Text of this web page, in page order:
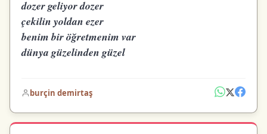
dozer geliyor dozer
çekilin yoldan ezer
benim bir öğretmenim var
dünya güzelinden güzel
burçin demirtaş